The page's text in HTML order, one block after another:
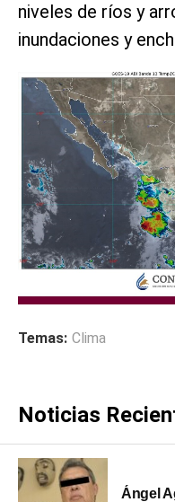
niveles de ríos y
inundaciones y
Temas: Clima
Noticias
Ángel